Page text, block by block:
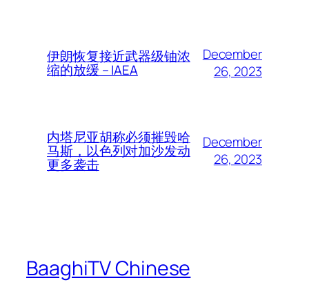
伊朗恢复接近武器级铀浓
缩的放缓 – IAEA
December
26, 2023
内塔尼亚胡称必须摧毁哈
马斯，以色列对加沙发动
更多袭击
December
26, 2023
BaaghiTV Chinese